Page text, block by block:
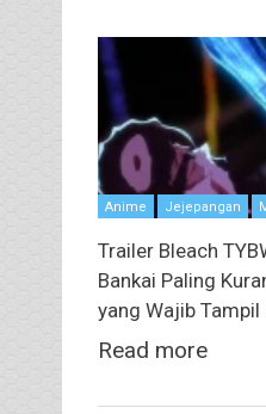
Anime Jejepangan
Trailer Bleach
Bankai Paling
yang Wajib Tampil
Read more